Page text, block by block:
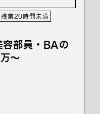
残業20時間未満
容部員・BAの
～